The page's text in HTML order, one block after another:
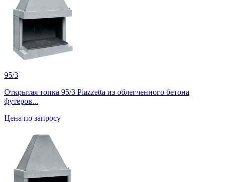
95/3
Открытая топка 95/3 Piazzetta из облегченного бетона
футеров...
Цена по запросу